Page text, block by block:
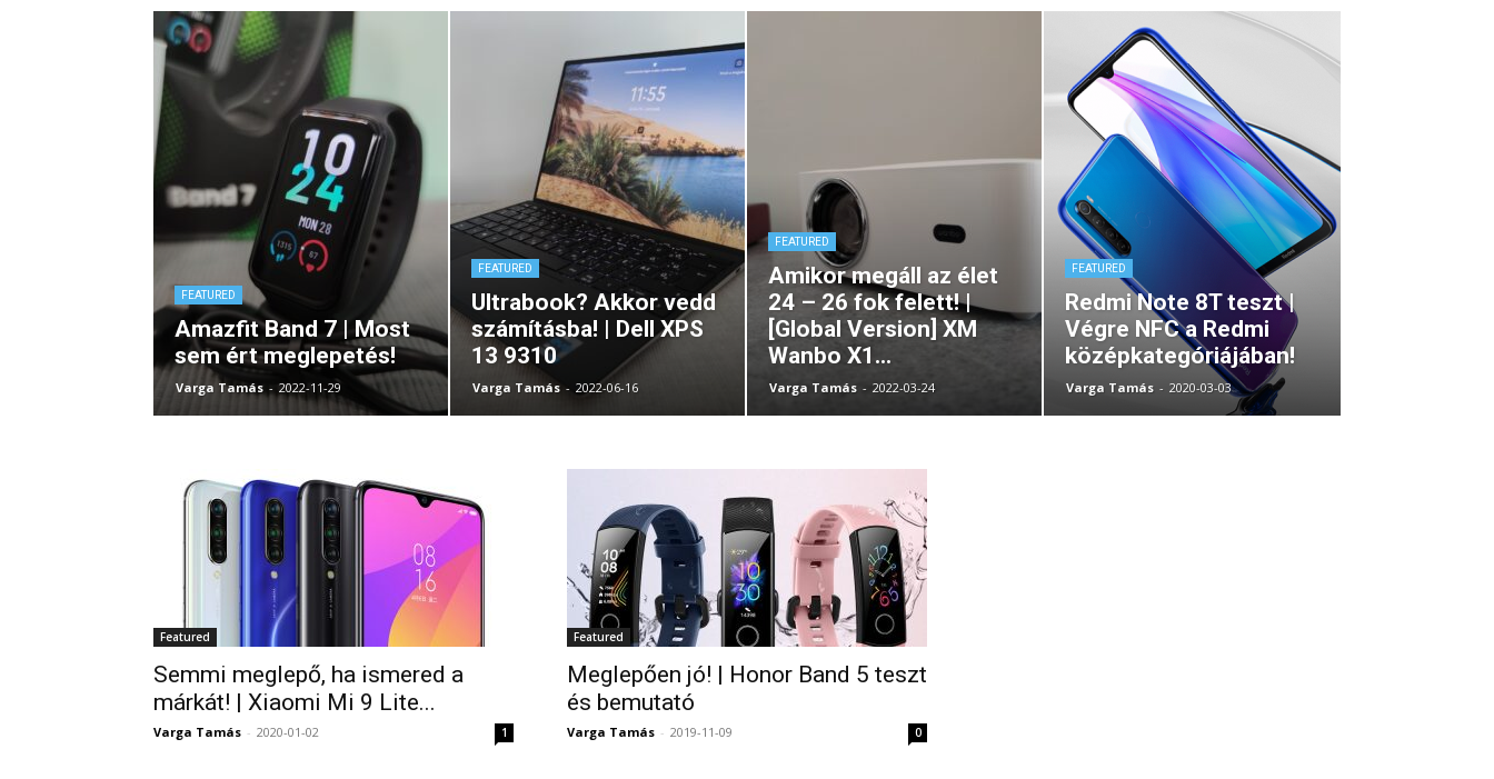
FEATURED
Amazfit Band 7 | Most
sem ért meglepetés!
Varga Tamás - 2022-11-29
FEATURED
Ultrabook? Akkor vedd
számításba! | Dell XPS
13 9310
Varga Tamás - 2022-06-16
FEATURED
Amikor megáll az élet
24 – 26 fok felett! |
[Global Version] XM
Wanbo X1...
Varga Tamás - 2022-03-24
FEATURED
Redmi Note 8T teszt |
Végre NFC a Redmi
középkategóriájában!
Varga Tamás - 2020-03-03
Featured
Semmi meglepő, ha ismered a
márkát! | Xiaomi Mi 9 Lite...
Varga Tamás - 2020-01-02 1
Featured
Meglepően jó! | Honor Band 5 teszt
és bemutató
Varga Tamás - 2019-11-09 0